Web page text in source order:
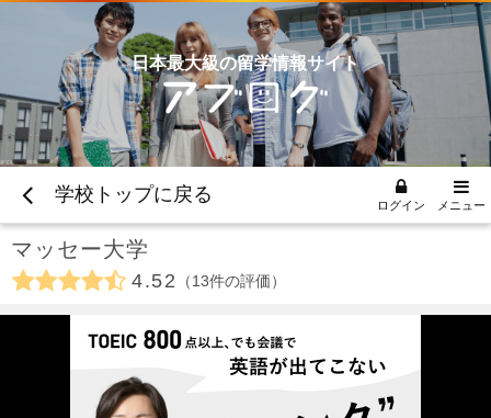
日本最大級の留学情報サイト
学校トップに戻る ログイン メニュー
マッセー大学
4.52 13件の評価